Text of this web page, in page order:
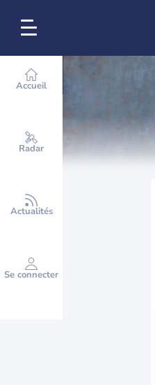
Accueil
Radar
Actualités
Se connecter